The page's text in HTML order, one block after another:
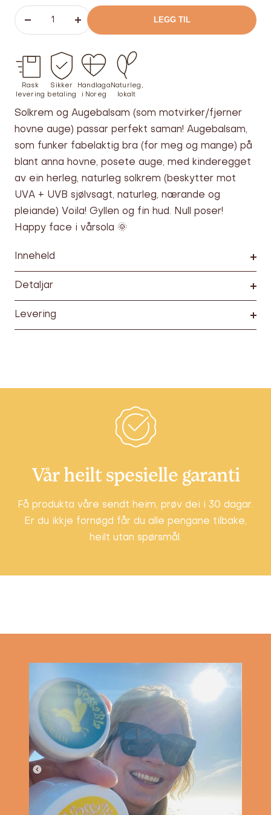
Øk
LEGG TIL
Rask
levering
Sikker
betaling
Handlaga
i Noreg
Naturleg,
lokalt
Solkrem og Augebalsam (som motvirker/fjerner
hovne auge) passar perfekt saman! Augebalsam,
som funker fabelaktig bra (for meg og mange) på
blant anna hovne, posete auge, med kinderegget
av ein herleg, naturleg solkrem (beskytter mot
UVA + UVB sjølvsagt, naturleg, nærande og
pleiande) Voila! Gyllen og fin hud. Null poser!
Happy face i vårsola 🌞
Inneheld
Detaljar
Levering
Vår heilt spesielle garanti
Få produkta våre sendt heim, prøv dei i 30 dagar.
Er du ikkje fornøgd får du alle pengane tilbake,
heilt utan spørsmål.